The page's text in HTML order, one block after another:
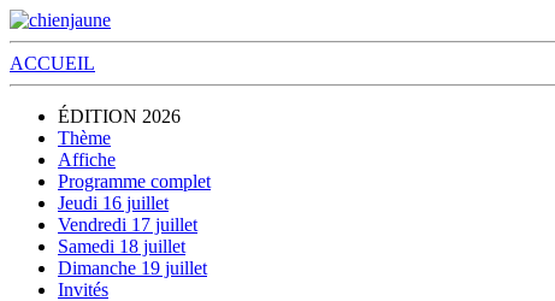
ACCUEIL
ÉDITION 2026
Thème
Affiche
Programme complet
Jeudi 16 juillet
Vendredi 17 juillet
Samedi 18 juillet
Dimanche 19 juillet
Invités